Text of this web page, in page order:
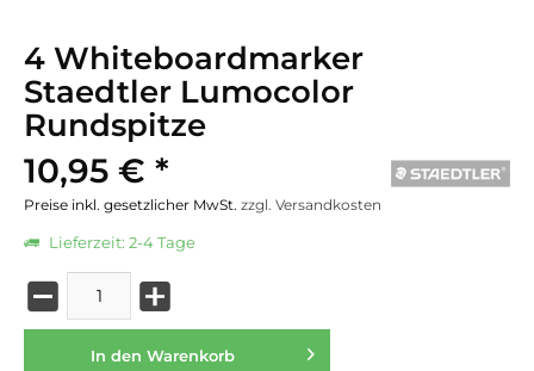
4 Whiteboardmarker
Staedtler Lumocolor
Rundspitze
10,95 € *
Preise inkl. gesetzlicher MwSt. zzgl. Versandkosten
Lieferzeit: 2-4 Tage
In den Warenkorb